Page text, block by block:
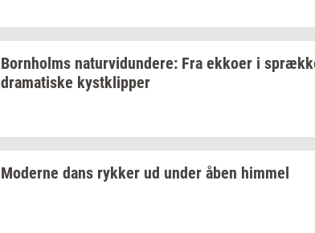
Born­holms na­tur­vi­dun­de­re: Fra ek­ko­er i
dra­ma­ti­ske kyst­klip­per
Mo­der­ne dans ryk­ker ud under åben him­mel